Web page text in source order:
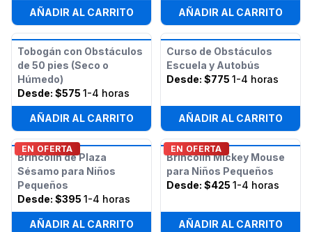
AÑADIR AL CARRITO AÑADIR AL CARRITO
Tobogán con Obstáculos
de 50 pies (Seco o
Húmedo)
Desde: $575 1-4 horas
AÑADIR AL CARRITO
Curso de Obstáculos
Escuela y Autobús
Desde: $775 1-4 horas
AÑADIR AL CARRITO
EN OFERTA
Brincolín de Plaza
Sésamo para Niños
Pequeños
Desde: $395 1-4 horas
AÑADIR AL CARRITO
EN OFERTA
Brincolín Mickey Mouse
para Niños Pequeños
Desde: $425 1-4 horas
AÑADIR AL CARRITO